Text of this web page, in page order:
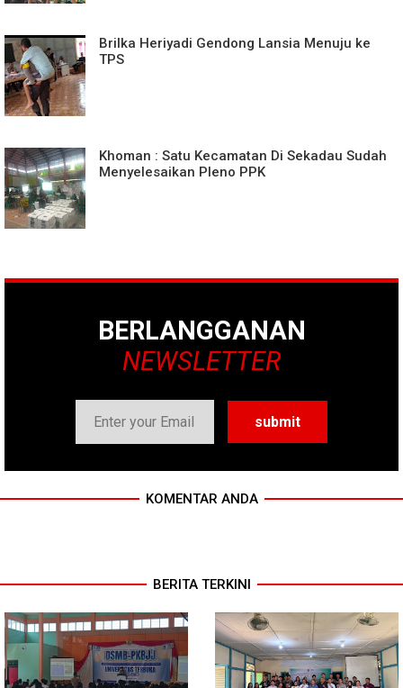
Brilka Heriyadi Gendong Lansia Menuju ke
TPS
Khoman : Satu Kecamatan Di Sekadau Sudah
Menyelesaikan Pleno PPK
BERLANGGANAN
NEWSLETTER
KOMENTAR ANDA
BERITA TERKINI